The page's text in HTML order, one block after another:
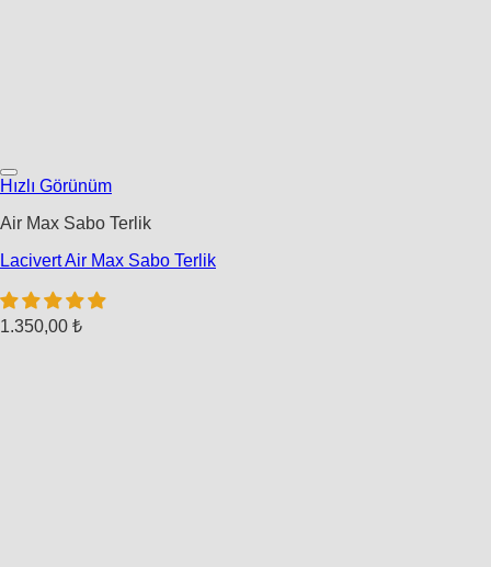
Hızlı Görünüm
Air Max Sabo Terlik
Lacivert Air Max Sabo Terlik
1.350,00 ₺